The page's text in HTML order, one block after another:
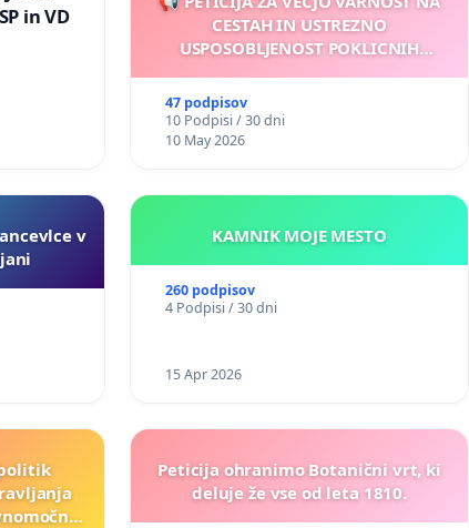
in VD
CESTAH IN USTREZNO
USPOSOBLJENOST POKLICNIH
47 podpisov
10 Podpisi / 30 dni
10 May 2026
v
KAMNIK MOJE MESTO
260 podpisov
4 Podpisi / 30 dni
15 Apr 2026
Peticija ohranimo Botanični vrt, ki
deluje že vse od leta 1810.